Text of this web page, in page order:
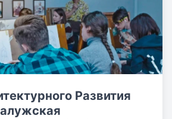
Российский
университет правосудия и другие
России.
Развития